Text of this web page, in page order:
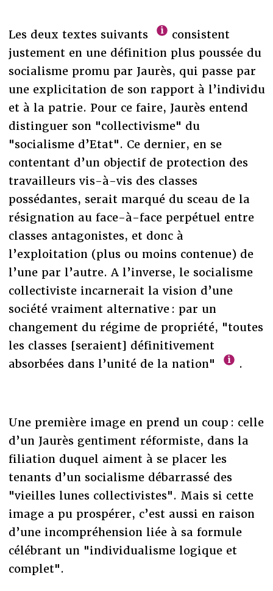
Les deux textes suivants
consistent
justement en une définition plus poussée du
socialisme promu par Jaurès, qui passe par
une explicitation de son rapport à l’individu
et à la patrie. Pour ce faire, Jaurès entend
distinguer son "collectivisme" du
"socialisme d’Etat". Ce dernier, en se
contentant d’un objectif de protection des
travailleurs vis-à-vis des classes
possédantes, serait marqué du sceau de la
résignation au face-à-face perpétuel entre
classes antagonistes, et donc à
l’exploitation (plus ou moins contenue) de
l’une par l’autre. A l’inverse, le socialisme
collectiviste incarnerait la vision d’une
société vraiment alternative : par un
changement du régime de propriété, "toutes
les classes [seraient] définitivement
absorbées dans l’unité de la nation"
.
Une première image en prend un coup : celle
d’un Jaurès gentiment réformiste, dans la
filiation duquel aiment à se placer les
tenants d’un socialisme débarrassé des
"vieilles lunes collectivistes". Mais si cette
image a pu prospérer, c’est aussi en raison
d’une incompréhension liée à sa formule
célébrant un "individualisme logique et
complet".